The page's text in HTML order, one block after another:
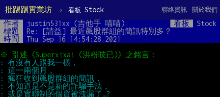
批踢踢實業坊 › 看板 Stock 關於我們
聯絡資訊
作者 justin531xx (吉他手 喵喵) 看板
Stock
標題
Re: [請益] 最近飆股群組的簡訊特別多？
時間
Thu Sep 16 14:54:28 2021